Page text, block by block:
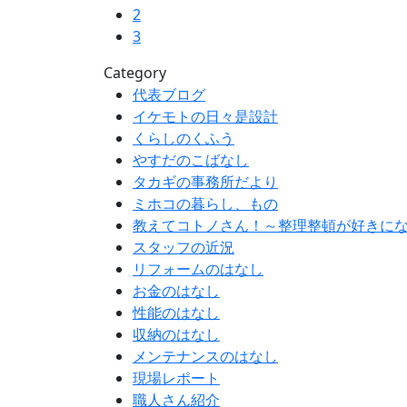
2
3
Category
代表ブログ
イケモトの日々是設計
くらしのくふう
やすだのこばなし
タカギの事務所だより
ミホコの暮らし、もの
教えてコトノさん！～整理整頓が好きに
スタッフの近況
リフォームのはなし
お金のはなし
性能のはなし
収納のはなし
メンテナンスのはなし
現場レポート
職人さん紹介